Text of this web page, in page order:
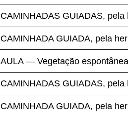
CAMINHADAS GUIADAS,
CAMINHADA GUIADA, pela
AULA — Vegetação
CAMINHADAS GUIADAS,
CAMINHADA GUIADA, pela